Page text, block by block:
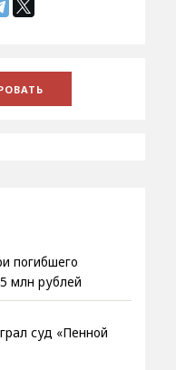
погибшего
млн рублей
суд «Пенной